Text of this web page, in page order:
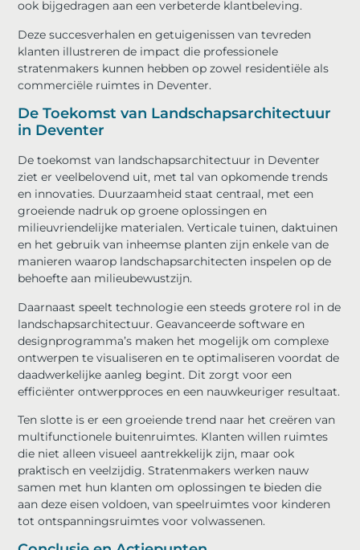
ook bijgedragen aan een verbeterde klantbeleving.
Deze succesverhalen en getuigenissen van tevreden
klanten illustreren de impact die professionele
stratenmakers kunnen hebben op zowel residentiële als
commerciële ruimtes in Deventer.
De Toekomst van Landschapsarchitectuur
in Deventer
De toekomst van landschapsarchitectuur in Deventer
ziet er veelbelovend uit, met tal van opkomende trends
en innovaties. Duurzaamheid staat centraal, met een
groeiende nadruk op groene oplossingen en
milieuvriendelijke materialen. Verticale tuinen, daktuinen
en het gebruik van inheemse planten zijn enkele van de
manieren waarop landschapsarchitecten inspelen op de
behoefte aan milieubewustzijn.
Daarnaast speelt technologie een steeds grotere rol in de
landschapsarchitectuur. Geavanceerde software en
designprogramma’s maken het mogelijk om complexe
ontwerpen te visualiseren en te optimaliseren voordat de
daadwerkelijke aanleg begint. Dit zorgt voor een
efficiënter ontwerpproces en een nauwkeuriger resultaat.
Ten slotte is er een groeiende trend naar het creëren van
multifunctionele buitenruimtes. Klanten willen ruimtes
die niet alleen visueel aantrekkelijk zijn, maar ook
praktisch en veelzijdig. Stratenmakers werken nauw
samen met hun klanten om oplossingen te bieden die
aan deze eisen voldoen, van speelruimtes voor kinderen
tot ontspanningsruimtes voor volwassenen.